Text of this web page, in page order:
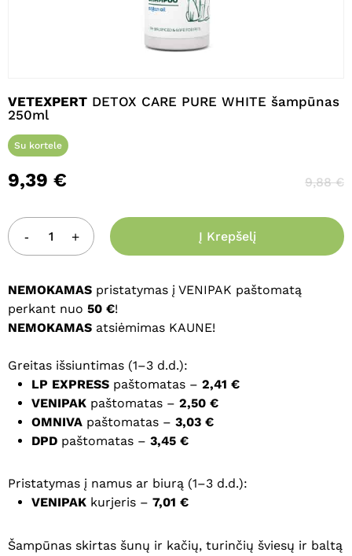
VETEXPERT DETOX CARE PURE WHITE šampūnas
250ml
Su kortele
9,39 € 9,88€
Į Krepšelį
NEMOKAMAS pristatymas į VENIPAK paštomatą
perkant nuo 50 €!
NEMOKAMAS atsiėmimas KAUNE!
Greitas išsiuntimas (1–3 d.d.):
LP EXPRESS paštomatas – 2,41 €
VENIPAK paštomatas – 2,50 €
OMNIVA paštomatas – 3,03 €
DPD paštomatas – 3,45 €
Pristatymas į namus ar biurą (1–3 d.d.):
VENIPAK kurjeris – 7,01 €
Šampūnas skirtas šunų ir kačių, turinčių šviesų ir baltą
Pavadinimas*
interneto puslapį, kad jų nebereiktų
įvesti iš naujo, kai kitą kartą vėl norėsiu